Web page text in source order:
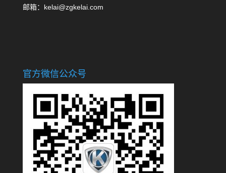
邮箱：kelai@zgkelai.com
官方微信公众号